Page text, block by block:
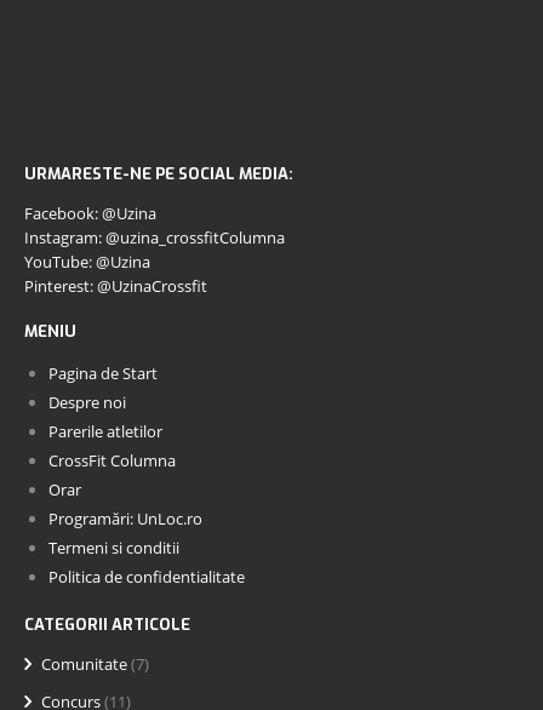
URMARESTE-NE PE SOCIAL MEDIA:
Facebook: @Uzina
Instagram: @uzina_crossfitColumna
YouTube: @Uzina
Pinterest: @UzinaCrossfit
MENIU
Pagina de Start
Despre noi
Parerile atletilor
CrossFit Columna
Orar
Programări: UnLoc.ro
Termeni si conditii
Politica de confidentialitate
CATEGORII ARTICOLE
Comunitate(7)
Concurs(11)